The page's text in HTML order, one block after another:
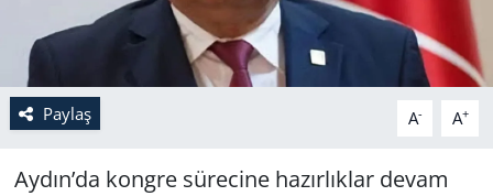
Paylaş A- A+
Aydın’da kong­re sü­re­ci­ne ha­zır­lık­lar devam